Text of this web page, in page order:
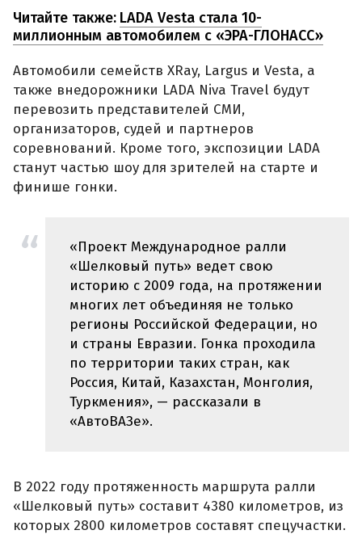
Читайте также: LADA Vesta стала 10-
миллионным автомобилем с «ЭРА-ГЛОНАСС»
Автомобили семейств XRay, Largus и Vesta, а
также внедорожники LADA Niva Travel будут
перевозить представителей СМИ,
организаторов, судей и партнеров
соревнований. Кроме того, экспозиции LADA
станут частью шоу для зрителей на старте и
финише гонки.
«Проект Международное ралли
«Шелковый путь» ведет свою
историю с 2009 года, на протяжении
многих лет объединяя не только
регионы Российской Федерации, но
и страны Евразии. Гонка проходила
по территории таких стран, как
Россия, Китай, Казахстан, Монголия,
Туркмения», — рассказали в
«АвтоВАЗе».
В 2022 году протяженность маршрута ралли
«Шелковый путь» составит 4380 километров, из
которых 2800 километров составят спецучастки.